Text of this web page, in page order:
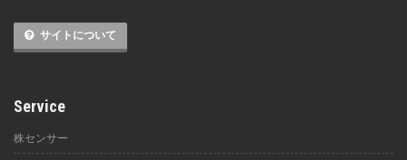
サイトについて
Service
株センサー